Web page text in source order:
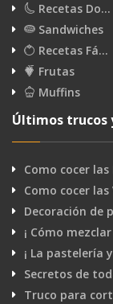
Recetas Do…
Sandwiches
Recetas Fá…
Frutas
Muffins
Últimos trucos
Como cocer las
Como cocer
Decoración de
¡ Cómo
¡ La pastelería
Secretos de
Truco para